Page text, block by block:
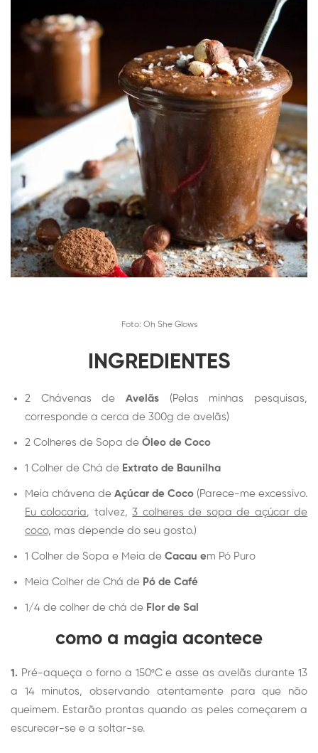
Foto: Oh She Glows
INGREDIENTES
2 Chávenas de Avelãs (Pelas minhas pesquisas,
corresponde a cerca de 300g de avelãs)
2 Colheres de Sopa de Óleo de Coco
1 Colher de Chá de Extrato de Baunilha
Meia chávena de Açúcar de Coco (Parece-me excessivo.
Eu colocaria, talvez,3 colheres de sopa de açúcar de
coco, mas depende do seu gosto.)
1 Colher de Sopa e Meia de Cacau em Pó Puro
Meia Colher de Chá de Pó de Café
1/4 de colher de chá de Flor de Sal
como a magia acontece
1. Pré-aqueça o forno a 150ºC e asse as avelãs durante 13
a 14 minutos, observando atentamente para que não
queimem. Estarão prontas quando as peles começarem a
escurecer-se e a soltar-se.